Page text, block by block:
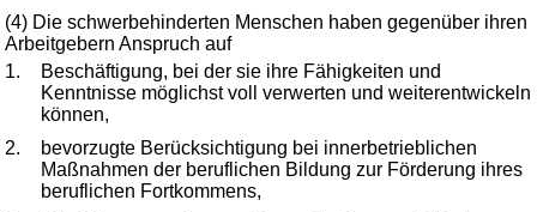
(4) Die schwerbehinderten Menschen haben gegenüber ihren
Arbeitgebern Anspruch auf
1.
Beschäftigung, bei der sie ihre Fähigkeiten und
Kenntnisse möglichst voll verwerten und weiterentwickeln
können,
2.
bevorzugte Berücksichtigung bei innerbetrieblichen
Maßnahmen der beruflichen Bildung zur Förderung ihres
beruflichen Fortkommens,